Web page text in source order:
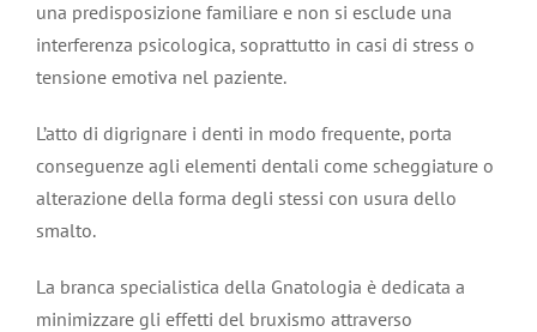
una predisposizione familiare e non si esclude una
interferenza psicologica, soprattutto in casi di stress o
tensione emotiva nel paziente.
L’atto di digrignare i denti in modo frequente, porta
conseguenze agli elementi dentali come scheggiature o
alterazione della forma degli stessi con usura dello
smalto.
La branca specialistica della Gnatologia è dedicata a
minimizzare gli effetti del bruxismo attraverso